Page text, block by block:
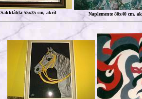
Sakktábla 55x35 cm, akril Naplemente 80x40 cm,